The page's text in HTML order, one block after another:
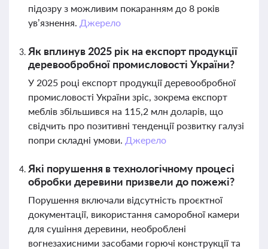
підозру з можливим покаранням до 8 років
ув’язнення. Джерело
Як вплинув 2025 рік на експорт продукції
деревообробної промисловості України?
У 2025 році експорт продукції деревообробної
промисловості України зріс, зокрема експорт
меблів збільшився на 115,2 млн доларів, що
свідчить про позитивні тенденції розвитку галузі
попри складні умови. Джерело
Які порушення в технологічному процесі
обробки деревини призвели до пожежі?
Порушення включали відсутність проєктної
документації, використання саморобної камери
для сушіння деревини, необроблені
вогнезахисними засобами горючі конструкції та